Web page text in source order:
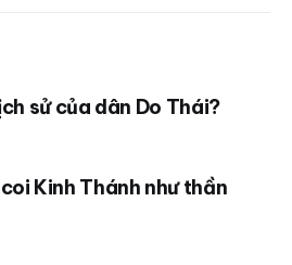
sử của dân Do Thái?
Kinh Thánh như thần